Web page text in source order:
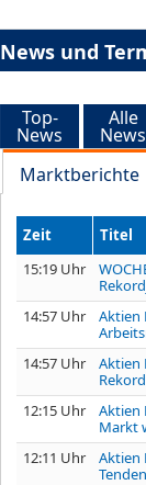
News und
Top-
News
Alle
News
Marktberichte
Zeit
Titel
15:19 Uhr
14:57 Uhr
Aktien
14:57 Uhr
Aktien
12:15 Uhr
Aktien
Markt
12:11 Uhr
Aktien